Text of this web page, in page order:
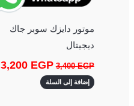
موتور دايزك سوبر جاك
ديجيتال
3,400EGP
3,200 EGP
إضافة إلى السلة